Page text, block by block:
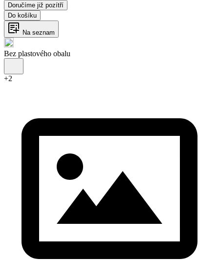
Doručíme již pozítří
Do košíku
Na seznam
Bez plastového obalu
+2